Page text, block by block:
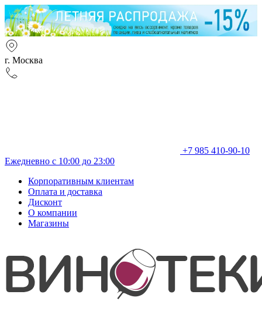
г. Москва
+7 985 410-90-10
Ежедневно с 10:00 до 23:00
Корпоративным клиентам
Оплата и доставка
Дисконт
О компании
Магазины